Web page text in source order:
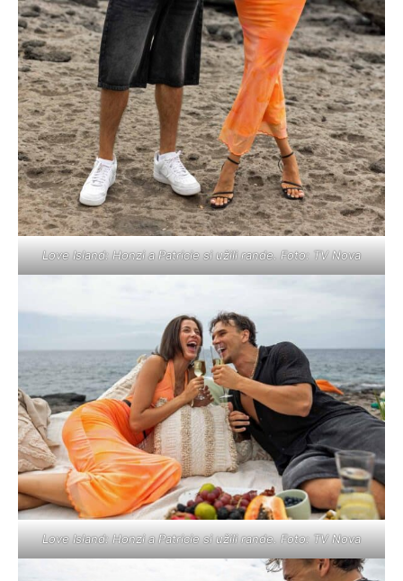
Love Island: Honzi a Patricie si užili rande. Foto: TV Nova
Love Island: Honzi a Patricie si užili rande. Foto: TV Nova